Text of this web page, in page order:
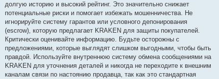
долгую историю и высокий рейтинг. Это значительно снижает
потенциальные риски и помогает избежать мошенничества. Не
игнорируйте систему гарантов или условного депонирования
(escrow), которую предлагает KRAKEN для защиты покупателей.
Критически оценивайте информацию. Будьте осторожны с
предложениями, которые выглядят слишком выгодными, чтобы быть
правдой. Используйте внутреннюю систему обмена сообщениями на
KRAKEN для уточнения деталей и никогда не переходите к внешним
каналам связи по настоянию продавца, так как это стандартная